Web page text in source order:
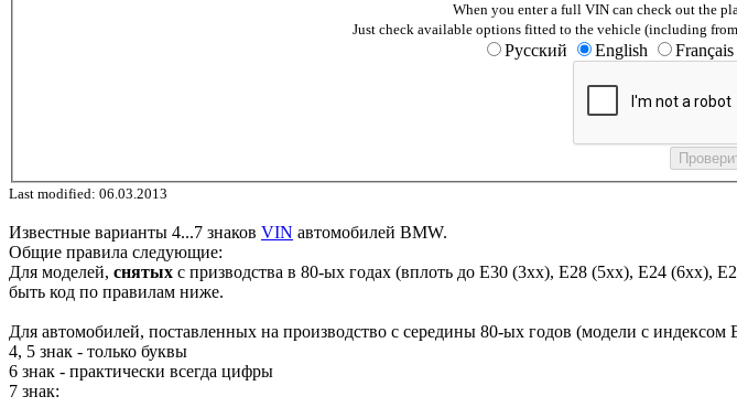
When you enter a full VIN can check out the
Just check available options fitted to the vehicle (including
Русский English Français
Last modified: 06.03.2013
Известные варианты 4...7 знаков VIN автомобилей BMW.
Общие правила следующие:
Для моделей, снятых с призводства в 80-ых годах (вплоть до E30 (3xx), E28 (5xx), E24 (6xx),
быть код по правилам ниже.
Для автомобилей, поставленных на производство с середины 80-ых годов (модели с индексом
4, 5 знак - только буквы
6 знак - практически всегда цифры
7 знак: